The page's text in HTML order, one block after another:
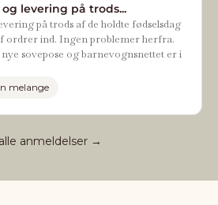
levering på trods...
på trods af de holdte fødselsdag
ordrer ind. Ingen problemer herfra.
sovepose og barnevognsnettet er i
melange
anmeldelser →